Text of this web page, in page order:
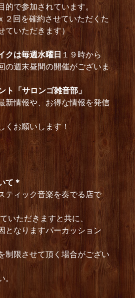
的で参加されています。
２回を確約させていただくた
ていただきます）
クは毎週水曜日 １９時から
週末昼間の開催がございま
「サロンゴ雑音部」
新情報や、お得な情報を発信
くお願いします！
て＊
ティック音楽を奏でる店で
いただきますと共に、
となりますパーカッション
制限させて頂く場合がござい